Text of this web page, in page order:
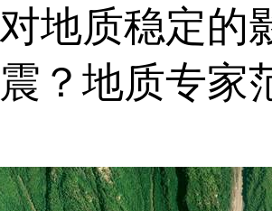
地质稳定的
？地质专家